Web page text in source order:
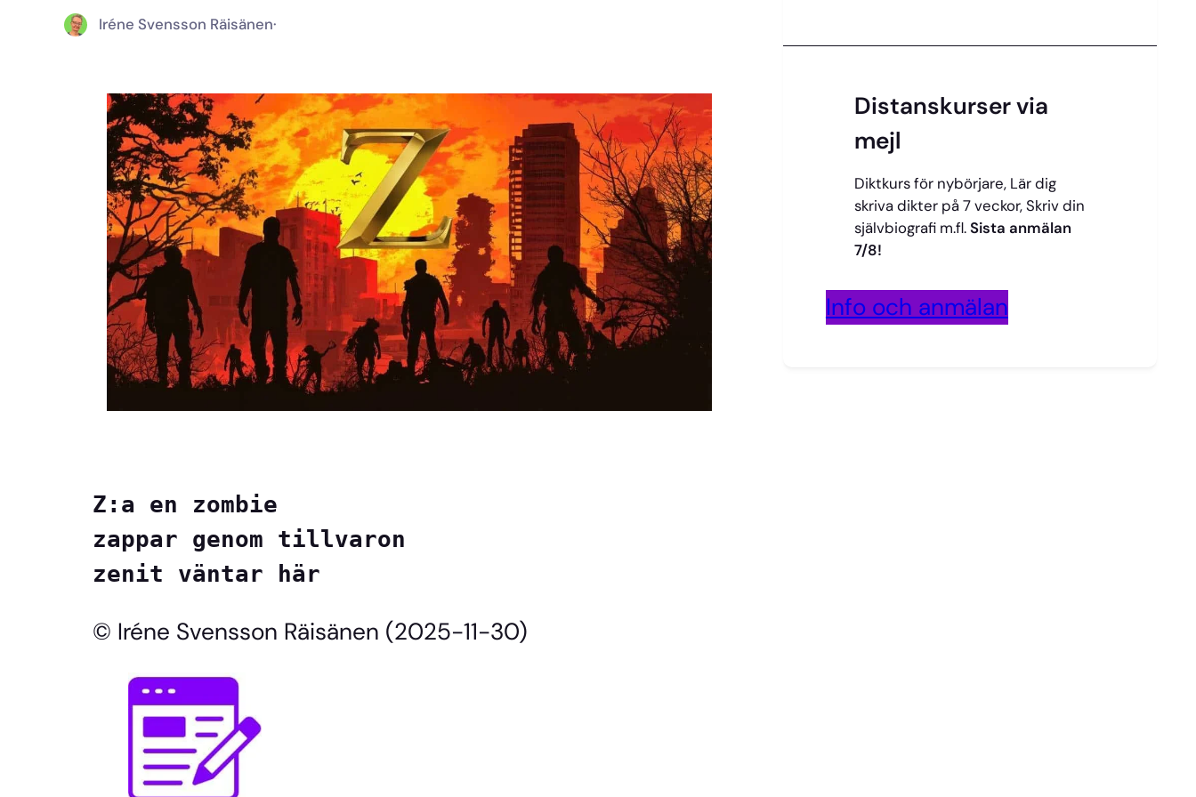
Iréne Svensson Räisänen·
Z:a en zombie
zappar genom tillvaron
zenit väntar här
© Iréne Svensson Räisänen (2025-11-30)
Distanskurser via
mejl
Diktkurs för nybörjare, Lär dig
skriva dikter på 7 veckor, Skriv din
självbiografi m.fl.Sista anmälan
7/8!
Info och anmälan